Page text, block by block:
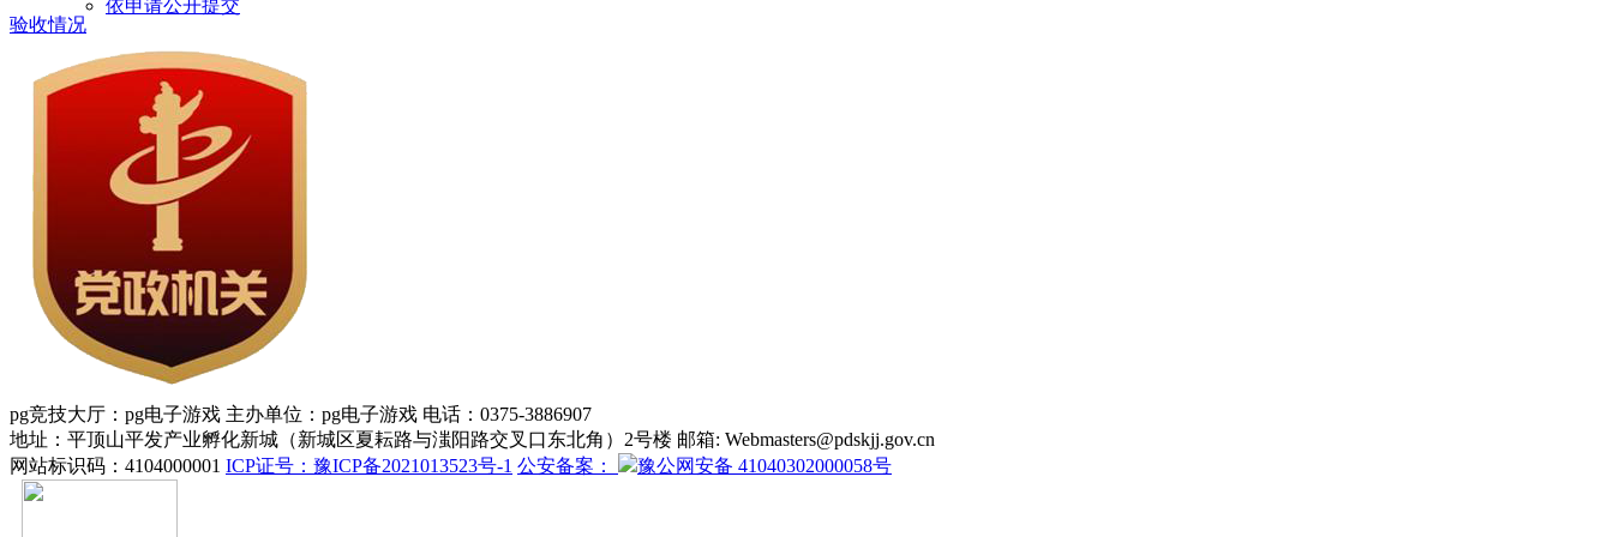
依申请公开提交
验收情况
pg竞技大厅：pg电子游戏 主办单位：pg电子游戏 电话：0375-3886907
地址：平顶山平发产业孵化新城（新城区夏耘路与滍阳路交叉口东北角）2号楼 邮箱: Webmasters@pdskjj.gov.cn
网站标识码：4104000001 ICP证号：豫ICP备2021013523号-1 公安备案： 豫公网安备 41040302000058号